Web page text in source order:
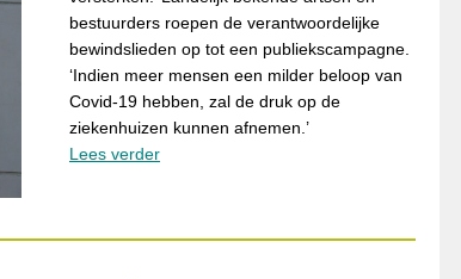
bestuurders roepen de verantwoordelijke
bewindslieden op tot een publiekscampagne.
‘Indien meer mensen een milder beloop van
Covid-19 hebben, zal de druk op de
ziekenhuizen kunnen afnemen.’
Lees verder